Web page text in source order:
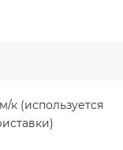
к (используется